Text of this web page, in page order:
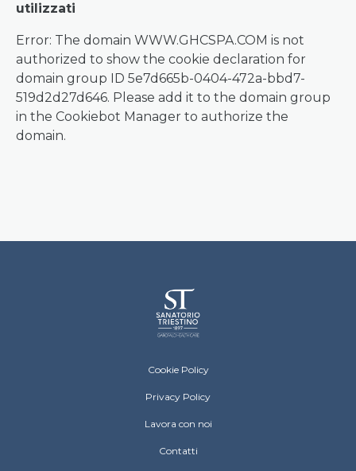
utilizzati
Error: The domain WWW.GHCSPA.COM is not
authorized to show the cookie declaration for
domain group ID 5e7d665b-0404-472a-bbd7-
519d2d27d646. Please add it to the domain group
in the Cookiebot Manager to authorize the
domain.
Sanatorio Triestino Menu Footer
Cookie Policy
Privacy Policy
Lavora con noi
Contatti